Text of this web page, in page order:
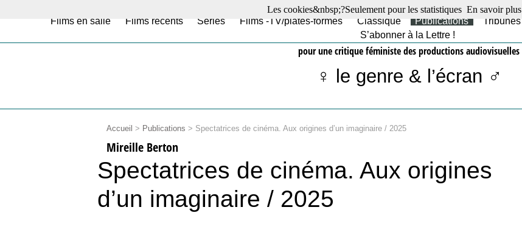
Films en salle Films récents Séries Films -TV/plates-formes Classique Publications Tribunes
S’abonner à la Lettre !
pour une critique féministe des productions audiovisuelles
♀ le genre & l’écran ♂
Accueil > Publications > Spectatrices de cinéma. Aux origines d’un imaginaire / 2025
Mireille Berton
Spectatrices de cinéma. Aux origines
d’un imaginaire / 2025
Les cookies&nbsp;?Seulement pour les statistiques En savoir plus